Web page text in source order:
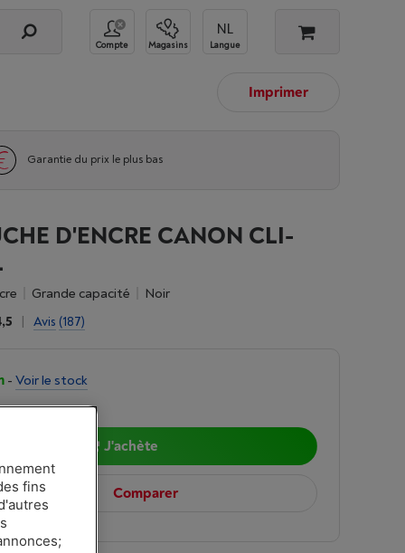
Compte Magasins Langue
Imprimer
Garantie du prix le plus bas
D'ENCRE CANON CLI-
grande capacité
noir
| Avis (187)
- Voir le stock
J'achète
Comparer
fins